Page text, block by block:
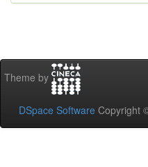
Theme by
DSpace Software Copyright